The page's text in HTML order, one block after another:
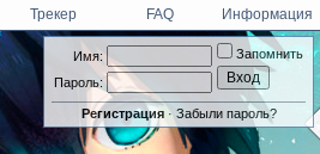
Имя:
Пароль:
Запомнить
Регистрация· Забыли пароль?
Трекер FAQ Информация